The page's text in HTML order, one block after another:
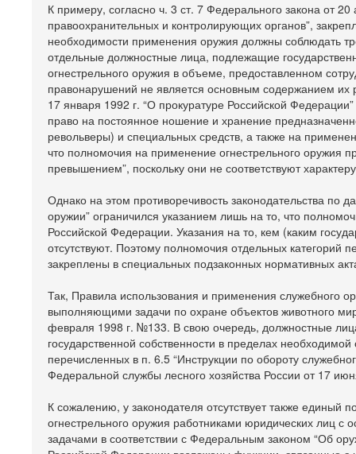
К примеру, согласно ч. 3 ст. 7 Федерального закона от
правоохранительных и контролирующих органов”,
необходимости применения оружия должны соблюдать
отдельные должностные лица, подлежащие
огнестрельного оружия в объеме, предоставленном
правонарушений не является основным содержанием их
17 января 1992 г. “О прокуратуре Российской
право на постоянное ношение и хранение
револьверы) и специальных средств, а также на
что полномочия на применение огнестрельного оружия
превышением”, поскольку они не соответствуют
Однако на этом противоречивость законодательства по
оружии” ограничился указанием лишь на то, что
Российской Федерации. Указания на то, кем (каким
отсутствуют. Поэтому полномочия отдельных
закреплены в специальных подзаконных нормативных
Так, Правила использования и применения служебного
выполняющими задачи по охране объектов животного
февраля 1998 г. №133. В свою очередь, должностные
государственной собственности в пределах
перечисленных в п. 6.5 “Инструкции по обороту
Федеральной службы лесного хозяйства России от 17
К сожалению, у законодателя отсутствует также
огнестрельного оружия работниками юридических лиц
задачами в соответствии с Федеральным законом “Об